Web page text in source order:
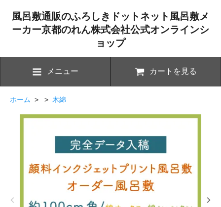
風呂敷通販のふろしきドットネット風呂敷メ
ーカー京都のれん株式会社公式オンラインシ
ョップ
メニュー カートを見る
ホーム > > 木綿